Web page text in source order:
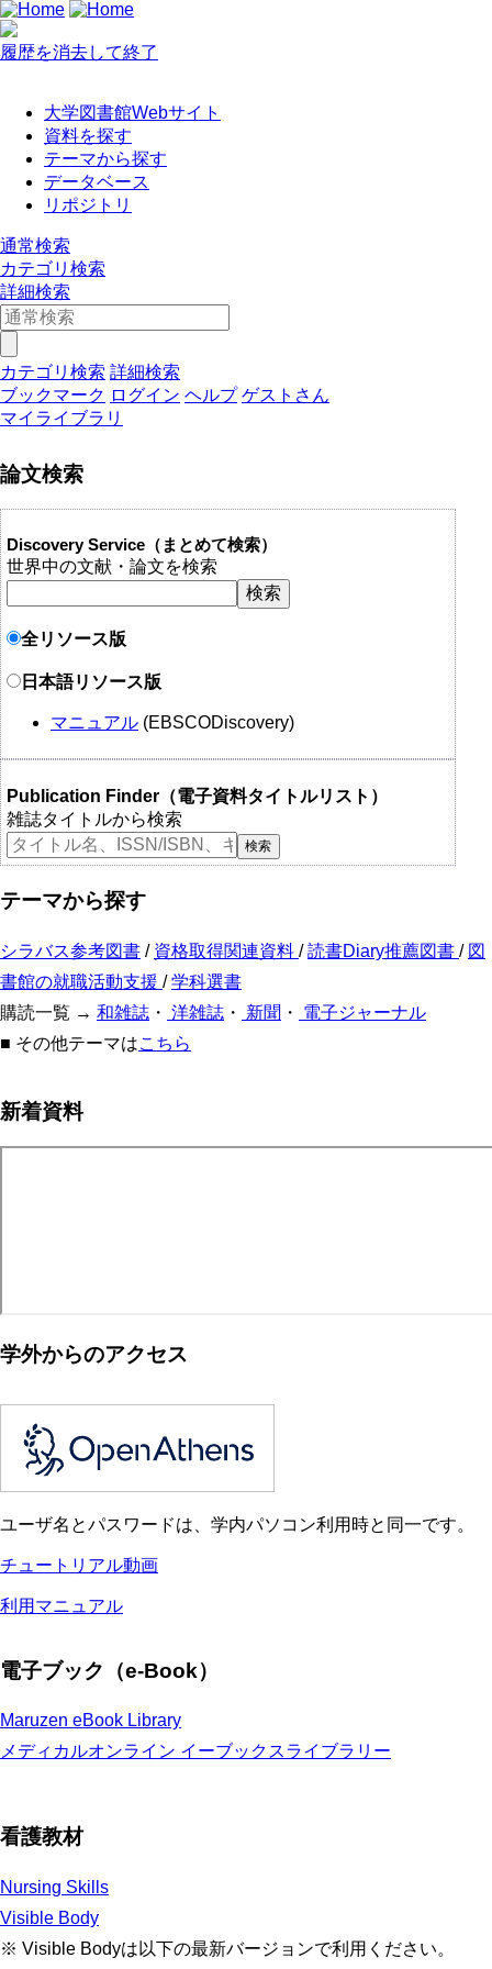
履歴を消去して終了
大学図書館Webサイト
資料を探す
テーマから探す
データベース
リポジトリ
通常検索
カテゴリ検索
詳細検索
カテゴリ検索 詳細検索
ブックマーク ログイン ヘルプ ゲストさん
マイライブラリ
論文検索
Discovery Service（まとめて検索）
世界中の文献・論文を検索
全リソース版
日本語リソース版
マニュアル (EBSCODiscovery)
Publication Finder（電子資料タイトルリスト）
雑誌タイトルから検索
テーマから探す
シラバス参考図書 / 資格取得関連資料 /読書Diary推薦図書 / 図
書館の就職活動支援 /学科選書
購読一覧 → 和雑誌 ・ 洋雑誌 ・ 新聞 ・
電子ジャーナル
■ その他テーマはこちら
新着資料
学外からのアクセス
ユーザ名とパスワードは、学内パソコン利用時と同一です。
チュートリアル動画
利用マニュアル
電子ブック（e-Book）
Maruzen eBook Library
メディカルオンライン イーブックスライブラリー
看護教材
Nursing Skills
Visible Body
※ Visible Bodyは以下の最新バージョンで利用ください。